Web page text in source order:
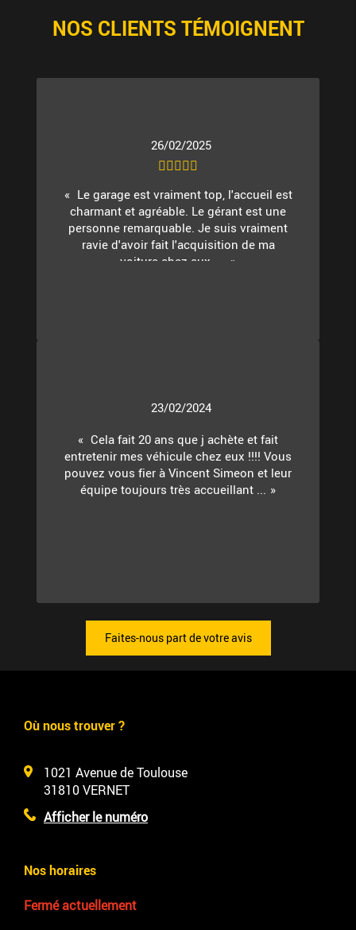
NOS CLIENTS TÉMOIGNENT
26/02/2025
Le garage est vraiment top, l'accueil est
charmant et agréable. Le gérant est une
personne remarquable. Je suis vraiment
ravie d'avoir fait l'acquisition de ma
voiture chez eux. ...
23/02/2024
Cela fait 20 ans que j achète et fait
entretenir mes véhicule chez eux !!!! Vous
pouvez vous fier à Vincent Simeon et leur
équipe toujours très accueillant ...
Faites-nous part de votre avis
Où nous trouver ?
1021 Avenue de Toulouse
31810VERNET
Afficher le numéro
Nos horaires
Fermé actuellement